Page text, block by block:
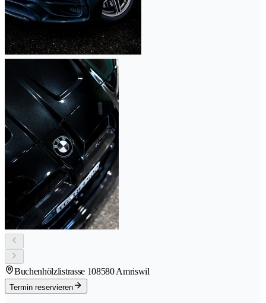
Buchenhölzlistrasse 108580 Amriswil
Termin reservieren